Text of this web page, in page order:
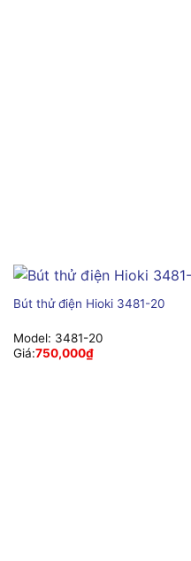
Bút thử điện Hioki 3481-20
Model: 3481-20
Giá:750,000₫